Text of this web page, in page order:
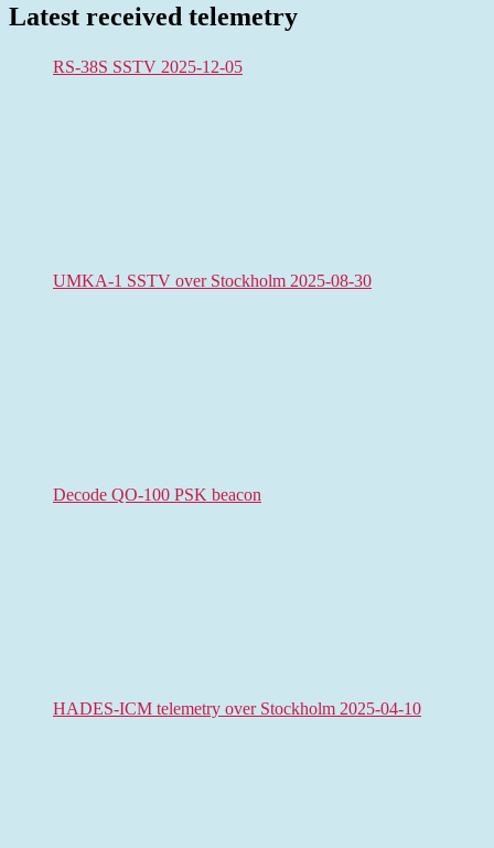
Latest received telemetry
RS-38S SSTV 2025-12-05
UMKA-1 SSTV over Stockholm 2025-08-30
Decode QO-100 PSK beacon
HADES-ICM telemetry over Stockholm 2025-04-10